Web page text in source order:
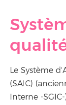
Le Système
(SAIC)
Interne -